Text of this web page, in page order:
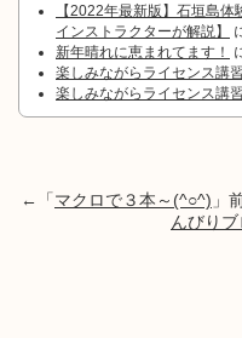
【2022年最新版】石垣島
インストラクターが解説】
新年晴れに恵まれてます！
楽しみながらライセンス講習
楽しみながらライセンス講習
←「マクロで３本～(^○^) 」
んびり